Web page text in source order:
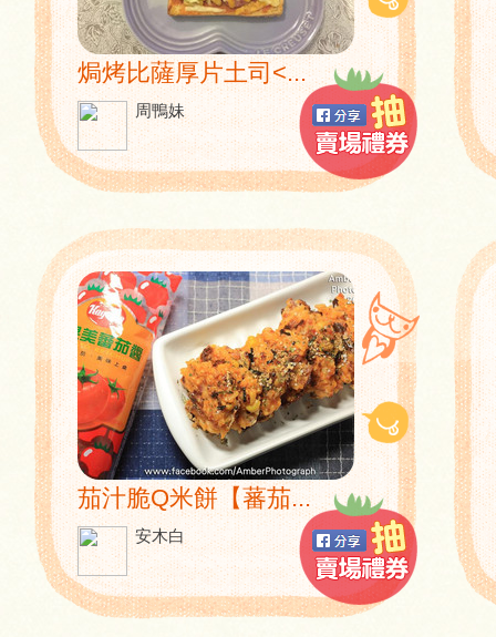
焗烤比薩厚片土司<...
周鴨妹
茄汁脆Q米餅【蕃茄...
安木白